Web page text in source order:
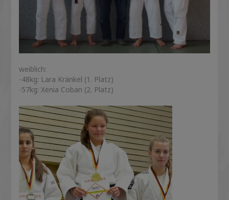
weiblich:
-48kg: Lara Kränkel (1. Platz)
-57kg: Xenia Coban (2. Platz)